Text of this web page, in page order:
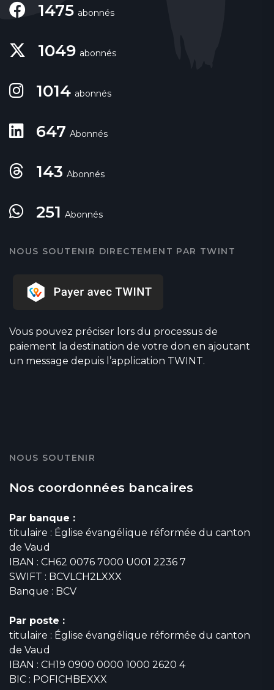
1475 abonnés
1049 abonnés
1014 abonnés
647 Abonnés
143 Abonnés
251 Abonnés
NOUS SOUTENIR DIRECTEMENT PAR TWINT
Vous pouvez préciser lors du processus de
paiement la destination de votre don en ajoutant
un message depuis l’application TWINT.
NOUS SOUTENIR
Nos coordonnées bancaires
Par banque :
titulaire : Église évangélique réformée du canton
de Vaud
IBAN : CH62 0076 7000 U001 2236 7
SWIFT : BCVLCH2LXXX
Banque : BCV
Par poste :
titulaire : Église évangélique réformée du canton
de Vaud
IBAN : CH19 0900 0000 1000 2620 4
BIC : POFICHBEXXX